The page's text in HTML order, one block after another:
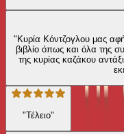
"Κυρία Κόντζογλου μας
βιβλίο όπως και όλα της
της κυρίας καζάκου
"Τέλειο"